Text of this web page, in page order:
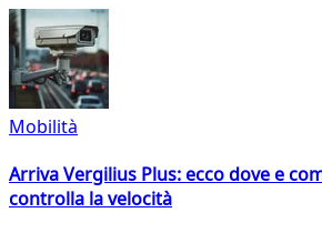
Mobilità
Arriva Vergilius Plus: ecco dove e
controlla la velocità